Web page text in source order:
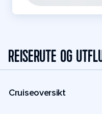
REISERUTE OG
Cruiseoversikt